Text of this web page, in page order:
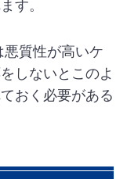
す。
悪質性が高いケ
しないとこのよ
おく必要がある